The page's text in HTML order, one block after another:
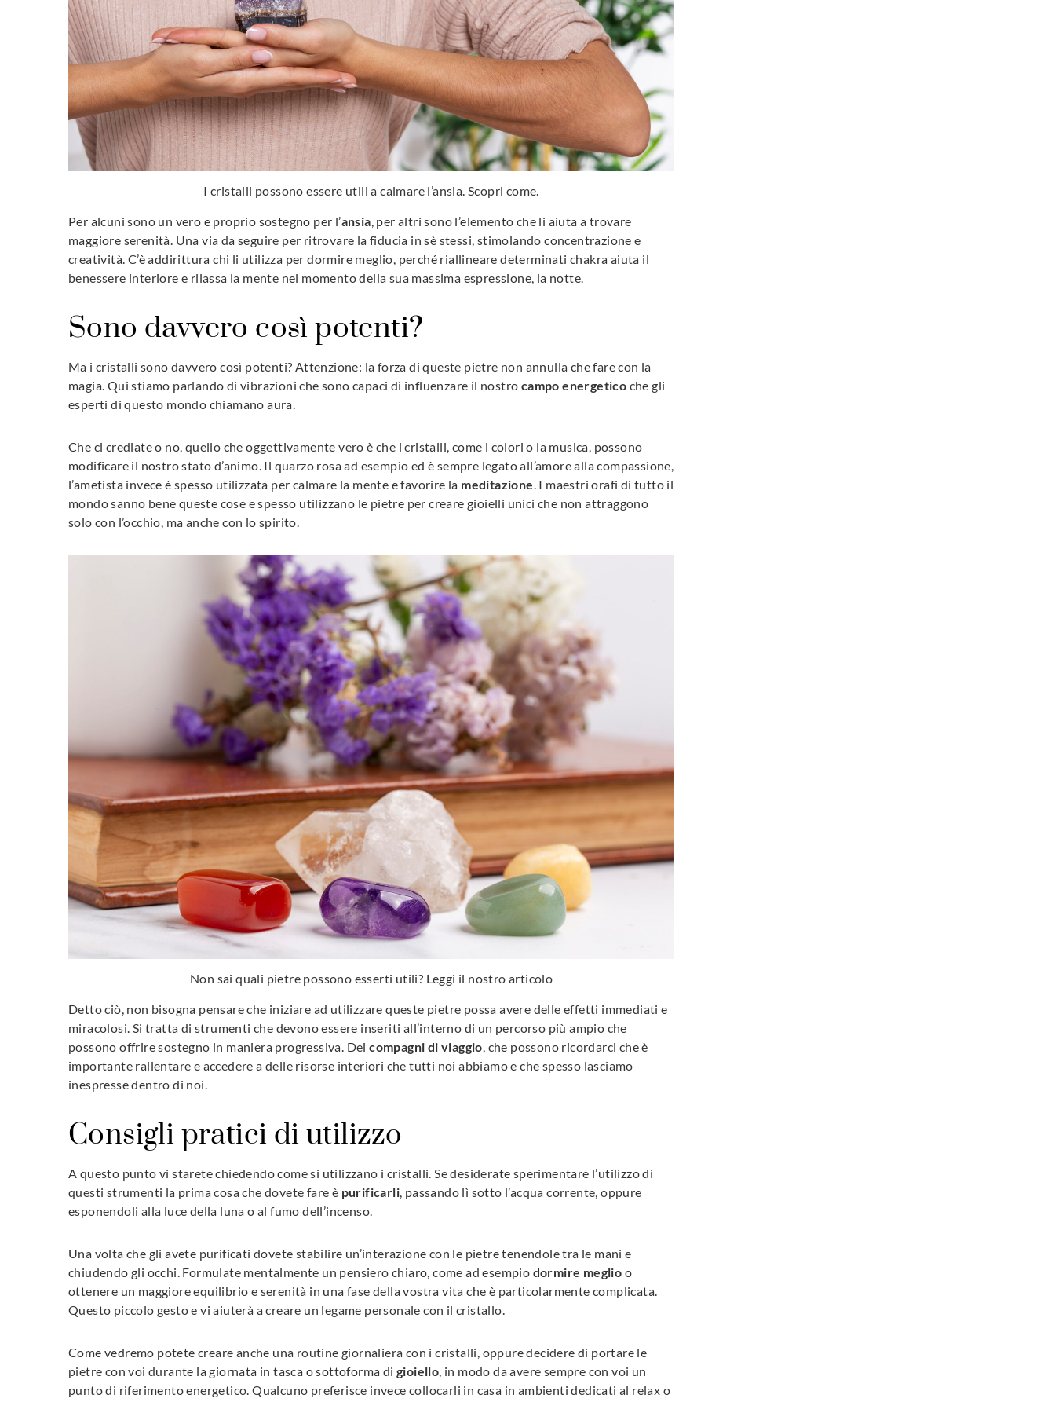
I cristalli possono essere utili a calmare l’ansia. Scopri come.
Per alcuni sono un vero e proprio sostegno per l’ansia , per altri sono l’elemento che li aiuta a trovare
maggiore serenità. Una via da seguire per ritrovare la fiducia in sè stessi, stimolando concentrazione e
creatività. C’è addirittura chi li utilizza per dormire meglio, perché riallineare determinati chakra aiuta il
benessere interiore e rilassa la mente nel momento della sua massima espressione, la notte.
Sono davvero così potenti?
Ma i cristalli sono davvero così potenti? Attenzione: la forza di queste pietre non annulla che fare con la
magia. Qui stiamo parlando di vibrazioni che sono capaci di influenzare il nostro campo energetico che gli
esperti di questo mondo chiamano aura.
Che ci crediate o no, quello che oggettivamente vero è che i cristalli, come i colori o la musica, possono
modificare il nostro stato d’animo. Il quarzo rosa ad esempio ed è sempre legato all’amore alla compassione,
l’ametista invece è spesso utilizzata per calmare la mente e favorire la meditazione . I maestri orafi di tutto il
mondo sanno bene queste cose e spesso utilizzano le pietre per creare gioielli unici che non attraggono
solo con l’occhio, ma anche con lo spirito.
Non sai quali pietre possono esserti utili? Leggi il nostro articolo
Detto ciò, non bisogna pensare che iniziare ad utilizzare queste pietre possa avere delle effetti immediati e
miracolosi. Si tratta di strumenti che devono essere inseriti all’interno di un percorso più ampio che
possono offrire sostegno in maniera progressiva. Deicompagni di viaggio, che possono ricordarci che è
importante rallentare e accedere a delle risorse interiori che tutti noi abbiamo e che spesso lasciamo
inespresse dentro di noi.
Consigli pratici di utilizzo
A questo punto vi starete chiedendo come si utilizzano i cristalli. Se desiderate sperimentare l’utilizzo di
questi strumenti la prima cosa che dovete fare è purificarli, passando lì sotto l’acqua corrente, oppure
esponendoli alla luce della luna o al fumo dell’incenso.
Una volta che gli avete purificati dovete stabilire un’interazione con le pietre tenendole tra le mani e
chiudendo gli occhi. Formulate mentalmente un pensiero chiaro, come ad esempio dormire meglio o
ottenere un maggiore equilibrio e serenità in una fase della vostra vita che è particolarmente complicata.
Questo piccolo gesto e vi aiuterà a creare un legame personale con il cristallo.
Come vedremo potete creare anche una routine giornaliera con i cristalli, oppure decidere di portare le
pietre con voi durante la giornata in tasca o sottoforma di gioiello, in modo da avere sempre con voi un
punto di riferimento energetico. Qualcuno preferisce invece collocarli in casa in ambienti dedicati al relax o